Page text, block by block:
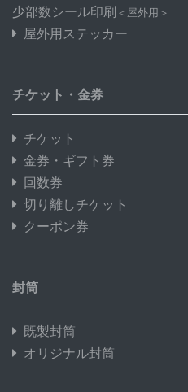
少部数シール印刷 ＜屋外用＞
屋外用ステッカー
チケット・金券
チケット
金券・ギフト券
回数券
切り離しチケット
クーポン券
封筒
既製封筒
オリジナル封筒